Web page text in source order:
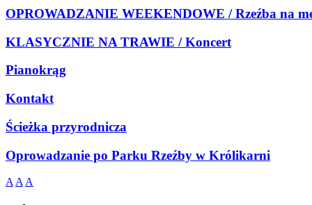
OPROWADZANIE WEEKENDOWE / Rzeźba na
KLASYCZNIE NA TRAWIE / Koncert
Pianokrąg
Kontakt
Ścieżka przyrodnicza
Oprowadzanie po Parku Rzeźby w Królikarni
A A A